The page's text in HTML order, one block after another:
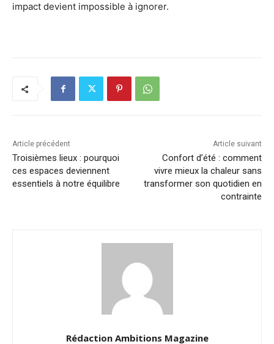
impact devient impossible à ignorer.
Article précédent
Troisièmes lieux : pourquoi
ces espaces deviennent
essentiels à notre équilibre
Article suivant
Confort d’été : comment
vivre mieux la chaleur sans
transformer son quotidien en
contrainte
Rédaction Ambitions Magazine